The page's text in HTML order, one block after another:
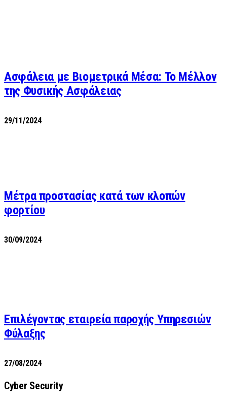
Ασφάλεια με Βιομετρικά Μέσα: Το Μέλλον
της Φυσικής Ασφάλειας
29/11/2024
Μέτρα προστασίας κατά των κλοπών
φορτίου
30/09/2024
Επιλέγοντας εταιρεία παροχής Υπηρεσιών
Φύλαξης
27/08/2024
Cyber Security